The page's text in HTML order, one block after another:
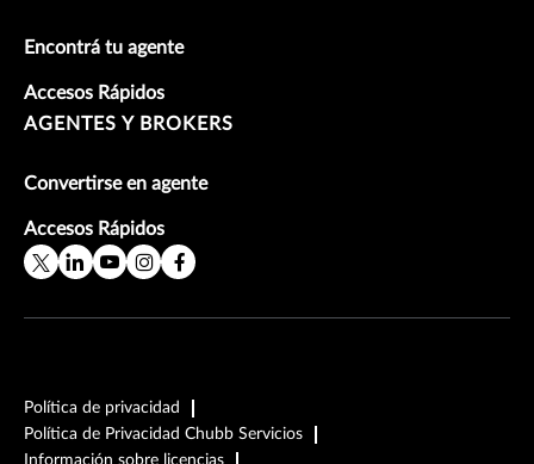
Encontrá tu agente
Accesos Rápidos
AGENTES Y BROKERS
Convertirse en agente
Accesos Rápidos
Política de privacidad
Política de Privacidad Chubb Servicios